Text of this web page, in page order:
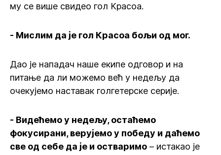
му се више свидео гол Красоа.
- Мислим да је гол Красоа бољи од мог.
Дао је нападач наше екипе одговор и на
питање да ли можемо већ у недељу да
очекујемо наставак голгетерске серије.
- Видећемо у недељу, остаћемо
фокусирани, верујемо у победу и даћемо
све од себе да је и остваримо – истакао је